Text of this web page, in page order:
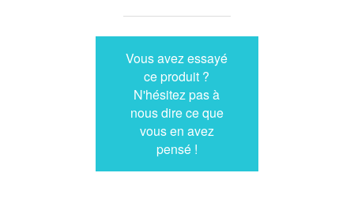
Vous avez essayé
ce produit ?
N'hésitez pas à
nous dire ce que
vous en avez
pensé !